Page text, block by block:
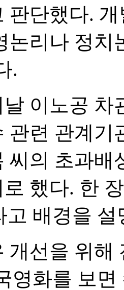
판단했다.
논리나 정
.
이노공 차
관련 관계기
씨의 초과배
했다. 한
고 배경을 설
개선을 위해
영화를 보